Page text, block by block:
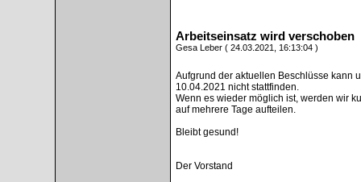
Arbeitseinsatz wird verschoben
Gesa Leber ( 24.03.2021, 16:13:04 )
Aufgrund der aktuellen Beschlüsse kann
10.04.2021 nicht stattfinden.
Wenn es wieder möglich ist, werden wir
auf mehrere Tage aufteilen.
Bleibt gesund!
Der Vorstand